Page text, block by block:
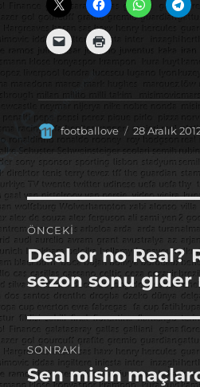
Yazar
footballove
Yayın
tarihi
28 Aralık
Yazı
gezinmesi
ÖNCEKI
Önceki
yazı:
Deal or no Real?
sezon sonu gider
SONRAKI
Sonraki
Sen misin